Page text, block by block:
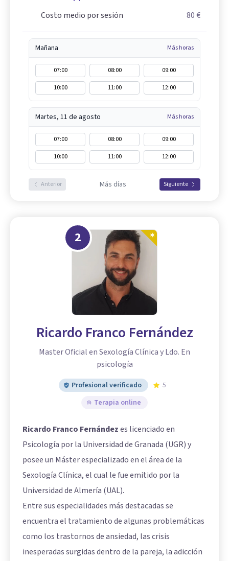
Costo medio por sesión
80 €
Mañana Más horas
07:00 08:00
09:00
10:00
11:00 12:00
Martes, 11 de agosto Más horas
07:00 08:00
09:00
10:00
11:00 12:00
Anterior Más días Siguiente
2
Ricardo Franco Fernández
Master Oficial en Sexología Clínica y Ldo. En
psicología
Profesional verificado
5
Terapia online
Ricardo Franco Fernándezes licenciado en
Psicología por la Universidad de Granada (UGR) y
posee un Máster especializado en el área de la
Sexología Clínica, el cual le fue emitido por la
Universidad de Almería (UAL).
Entre sus especialidades más destacadas se
encuentra el tratamiento de algunas problemáticas
como los trastornos de ansiedad, las crisis
inesperadas surgidas dentro de la pareja, la adicción